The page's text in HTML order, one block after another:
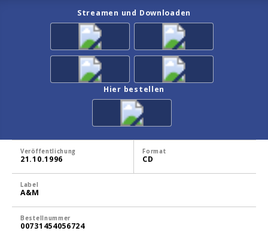
Streamen und Downloaden
Hier bestellen
Veröffentlichung
21.10.1996
Format
CD
Label
A&M
Bestellnummer
00731454056724